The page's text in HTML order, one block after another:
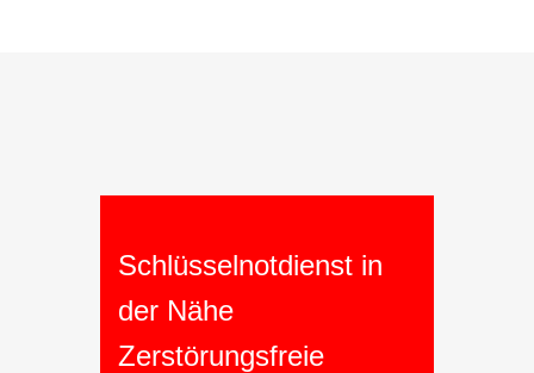
Schlüsselnotdienst in
der Nähe
Zerstörungsfreie